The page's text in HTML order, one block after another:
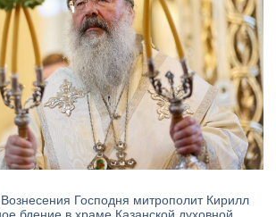
Господня митрополит Кирилл